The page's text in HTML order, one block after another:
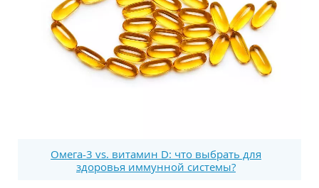
Омега-3 vs. витамин D: что выбрать для
здоровья иммунной системы?